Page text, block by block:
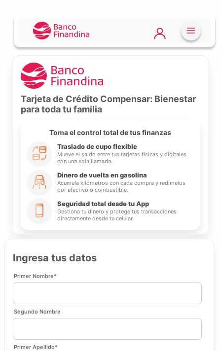
Tarjeta de Crédito Compensar: Bienestar
para toda tu familia
Toma el control total de tus finanzas
Traslado de cupo flexible
Mueve el saldo entre tus tarjetas físicas y digitales
con una sola llamada.
Dinero de vuelta en gasolina
Acumula kilómetros con cada compra y redímelos
por efectivo o combustible.
Seguridad total desde tu App
Gestiona tu dinero y protege tus transacciones
directamente desde tu celular.
Ingresa tus datos
Primer Nombre*
Segundo Nombre
Primer Apellido*